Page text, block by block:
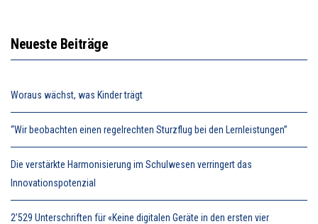
Neueste Beiträge
Woraus wächst, was Kinder trägt
“Wir beobachten einen regelrechten Sturzflug bei den Lernleistungen”
Die verstärkte Harmonisierung im Schulwesen verringert das
Innovationspotenzial
2’529 Unterschriften für «Keine digitalen Geräte in den ersten vier